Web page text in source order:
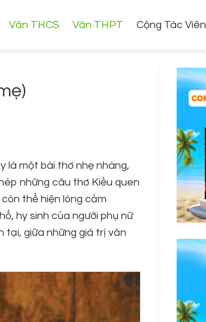
Văn THCS Văn THPT Cộng Tác Viên
là một bài thơ nhẹ nhàng,
những câu thơ Kiều quen
thể hiện lòng cảm
hy sinh của người phụ nữ
tại, giữa những giá trị văn